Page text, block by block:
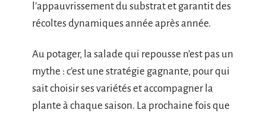
l’appauvrissement du substrat et garantit des
récoltes dynamiques année après année.
Au potager, la salade qui repousse n’est pas un
mythe : c’est une stratégie gagnante, pour qui
sait choisir ses variétés et accompagner la
plante à chaque saison. La prochaine fois que